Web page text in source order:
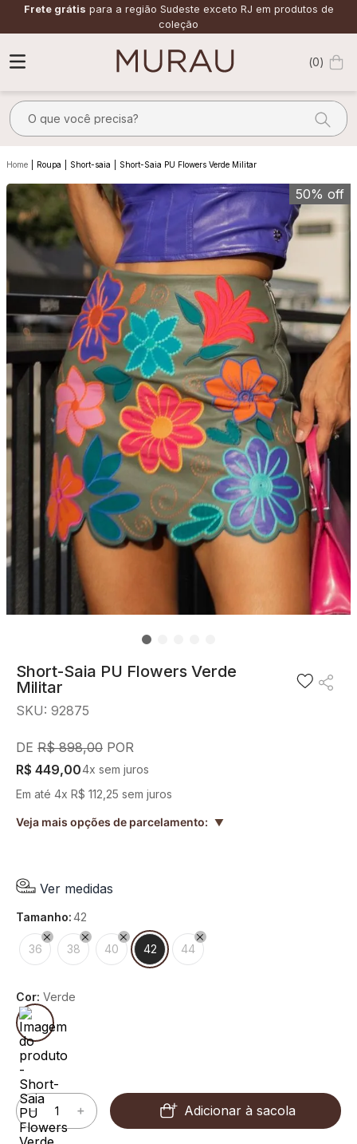
Frete grátis para a região Sudeste exceto RJ em produtos de
coleção
0
O que você precisa?
Roupa Short-saia Short-Saia PU Flowers Verde Militar
50% off
Short-Saia PU Flowers Verde
Militar
SKU: 92875
R$ 898,00
R$ 449,004x sem juros
Em até 4x R$ 112 25 sem juros
Veja mais opções de parcelamento: ▲
Ver medidas
tamanho:42
36 38 40 42 44
Cor: Verde
＋
－ Adicionar à sacola
2º
calça
saia
º
6º
off white
7º
camisa
8
blusa
short saia
10º pesponto verde sage